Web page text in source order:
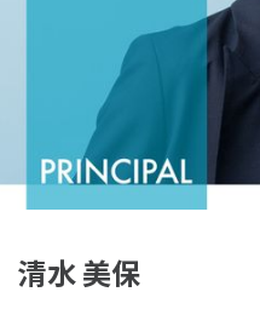
清水 美保